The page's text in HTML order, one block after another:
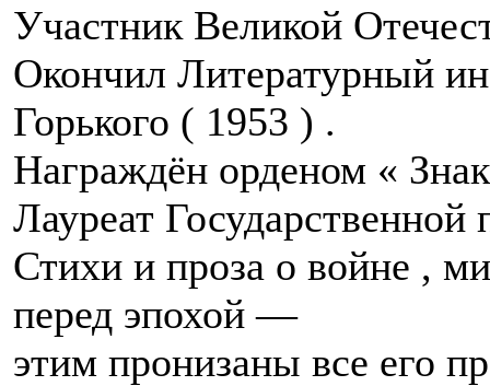
Участник Великой
Окончил Литературный
Горького ( 1953 ) .
Награждён орденом «
Лауреат
Стихи и проза о войне ,
перед эпохой —
этим пронизаны все его